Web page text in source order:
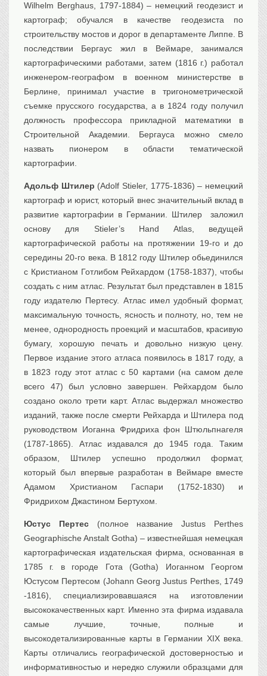
Wilhelm Berghaus, 1797-1884) – немецкий геодезист и
картограф; обучался в качестве геодезиста по
строительству мостов и дорог в департаменте Липпе. В
последствии Бергаус жил в Веймаре, занимался
картографическими работами, затем (1816 г.) работал
инженером-географом в военном министерстве в
Берлине, принимал участие в тригонометрической
съемке прусского государства, а в 1824 году получил
должность профессора прикладной математики в
Строительной Академии. Бергауса можно смело
назвать пионером в области тематической
картографии.
Адольф Штилер (Adolf Stieler, 1775-1836) – немецкий
картограф и юрист, который внес значительный вклад в
развитие картографии в Германии. Штилер заложил
основу для Stieler’s Hand Atlas, ведущей
картографической работы на протяжении 19-го и до
середины 20-го века. В 1812 году Штилер обьединился
с Кристианом Готлибом Рейхардом (1758-1837), чтобы
создать с ним атлас. Результат был представлен в 1815
году издателю Пертесу. Атлас имел удобный формат,
максимальную точность, ясность и полноту, но, тем не
менее, однородность проекций и масштабов, красивую
бумагу, хорошую печать и довольно низкую цену.
Первое издание этого атласа появилось в 1817 году, а
в 1823 году этот атлас с 50 картами (на самом деле
всего 47) был условно завершен. Рейхардом было
создано около трети карт. Атлас выдержал множество
изданий, также после смерти Рейхарда и Штилера под
руководством Иоганна Фридриха фон Штюльпнагеля
(1787-1865). Атлас издавался до 1945 года. Таким
образом, Штилер успешно продолжил формат,
который был впервые разработан в Веймаре вместе
Адамом Христианом Гаспари (1752-1830) и
Фридрихом Джастином Бертухом.
Юстус Пертес(полное название Justus Perthes
Geographische Anstalt Gotha) – известнейшая немецкая
картографическая издательская фирма, основанная в
1785 г. в городе Гота (Gotha) Иоганном Георгом
Юстусом Пертесом (Johann Georg Justus Perthes, 1749
-1816), специализировавшаяся на изготовлении
высококачественных карт. Именно эта фирма издавала
самые лучшие, точные, полные и
высокодетализированные карты в Германии XIX века.
Карты отличались географической достоверностью и
информативностью и нередко служили образцами для